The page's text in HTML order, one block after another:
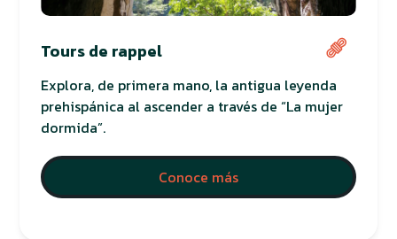
Tours de rappel
Explora, de primera mano, la antigua leyenda
prehispánica al ascender a través de “La mujer
dormida”.
Conoce más